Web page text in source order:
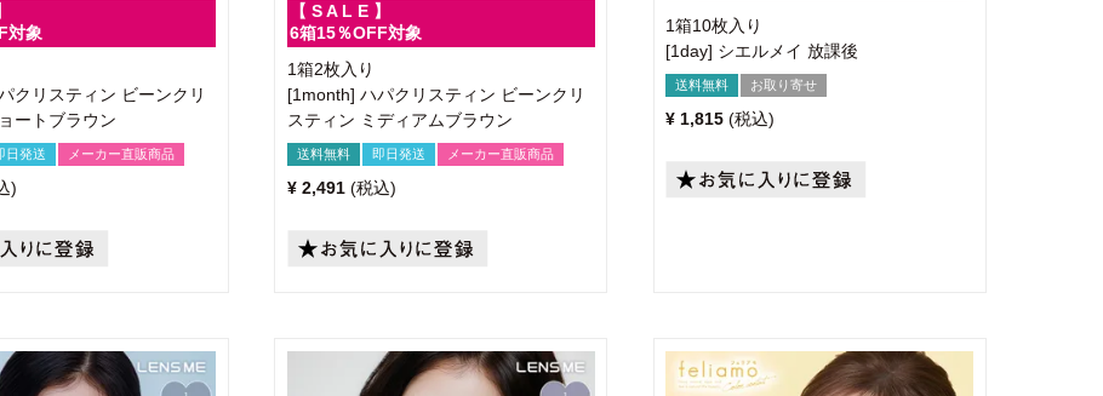
対象
クリスティン ビーンクリ
ートブラウン
日発送 メーカー直販商品
【 S A L E 】
6箱15％OFF対象
1箱2枚入り
[1month] ハパクリスティン ビーンクリ
スティン ミディアムブラウン
送料無料 即日発送 メーカー直販商品
¥ 2,491 税込
1箱10枚入り
[1day] シエルメイ 放課後
送料無料 お取り寄せ
¥ 1,815 税込